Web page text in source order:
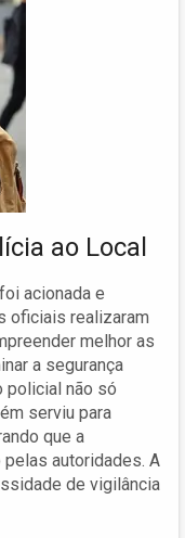
ao Local
acionada e
oficiais realizaram
melhor as
a segurança
policial não só
serviu para
que a
autoridades. A
de vigilância